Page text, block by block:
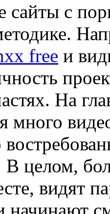
сайты с
free и
На
много
целом,
видят
начинают